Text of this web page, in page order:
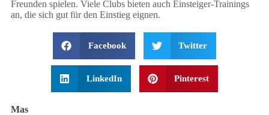
Freunden spielen. Viele Clubs bieten auch Einsteiger-Trainings
an, die sich gut für den Einstieg eignen.
Facebook Twitter
LinkedIn Pinterest
Mas